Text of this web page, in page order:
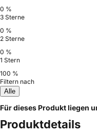
0 %
3 Sterne
0 %
2 Sterne
0 %
1 Stern
100 %
Filtern nach
Alle
Für dieses Produkt liegen
Produktdetails